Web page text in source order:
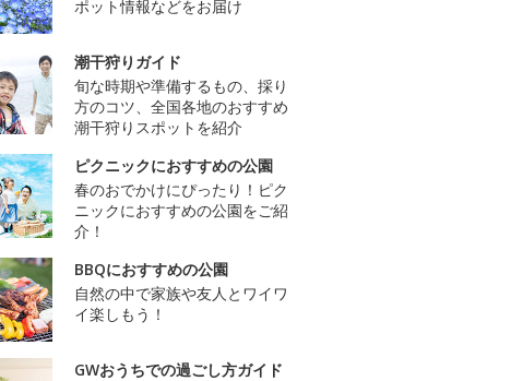
ポット情報などをお届け
潮干狩りガイド
旬な時期や準備するもの、採り
方のコツ、全国各地のおすすめ
潮干狩りスポットを紹介
ピクニックにおすすめの公園
春のおでかけにぴったり！ピク
ニックにおすすめの公園をご紹
介！
BBQにおすすめの公園
自然の中で家族や友人とワイワ
イ楽しもう！
GWおうちでの過ごし方ガイド